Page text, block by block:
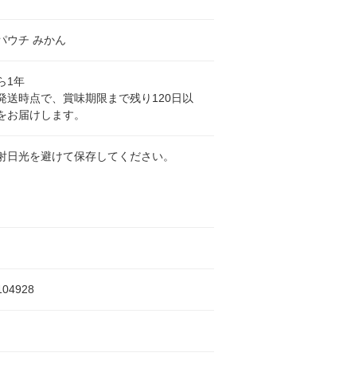
ウチ みかん
1年
送時点で、賞味期限まで残り120日以
お届けします。
日光を避けて保存してください。